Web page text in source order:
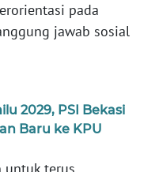
pada
jawab sosial
2029, PSI Bekasi
Baru ke KPU